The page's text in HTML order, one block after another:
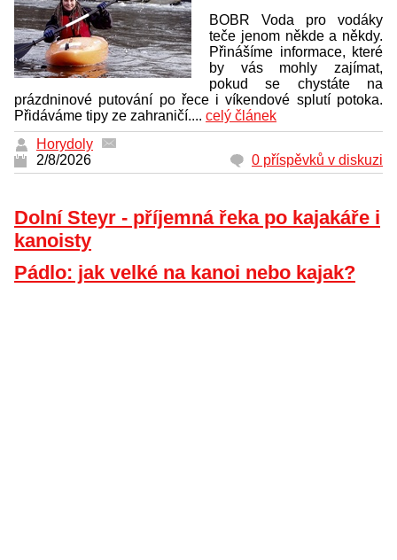
BOBR Voda pro vodáky
teče jenom někde a někdy.
Přinášíme informace, které
by vás mohly zajímat,
pokud se chystáte na
prázdninové putování po řece i víkendové splutí potoka.
Přidáváme tipy ze zahraničí.... celý článek
Horydoly
2/8/2026
0 příspěvků v diskuzi
Dolní Steyr - příjemná řeka po kajakáře i
kanoisty
Pádlo: jak velké na kanoi nebo kajak?